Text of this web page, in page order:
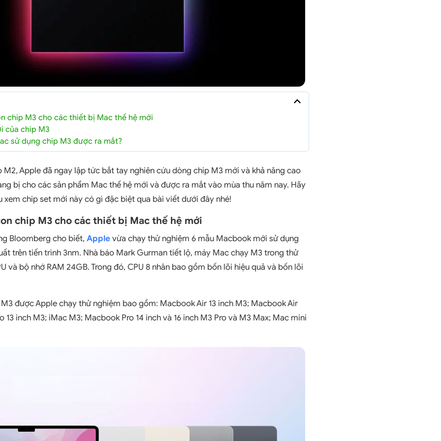
chip M3 cho các thiết bị Mac thế hệ mới
của chip M3
sử dụng chip M3 được ra mắt?
M2, Apple đã ngay lập tức bắt tay nghiên cứu dòng chip M3 mới và khả năng cao
bị cho các sản phẩm Mac thế hệ mới và được ra mắt vào mùa thu năm nay. Hãy
chip set mới này có gì đặc biệt qua bài viết dưới đây nhé!
chip M3 cho các thiết bị Mac thế hệ mới
Bloomberg cho biết, Applevừa chạy thử nghiệm 6 mẫu Macbook mới sử dụng
trên tiến trình 3nm. Nhà báo Mark Gurman tiết lộ, máy Mac chạy M3 trong thử
và bộ nhớ RAM 24GB. Trong đó, CPU 8 nhân bao gồm bốn lõi hiệu quả và bốn lõi
được Apple chạy thử nghiệm bao gồm: Macbook Air 13 inch M3; Macbook Air
13 inch M3; iMac M3; Macbook Pro 14 inch và 16 inch M3 Pro và M3 Max; Mac mini